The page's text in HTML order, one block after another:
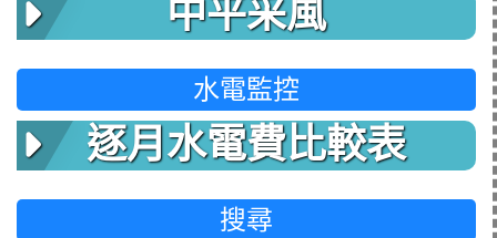
中平采風
水電監控
逐月水電費比較表
搜尋